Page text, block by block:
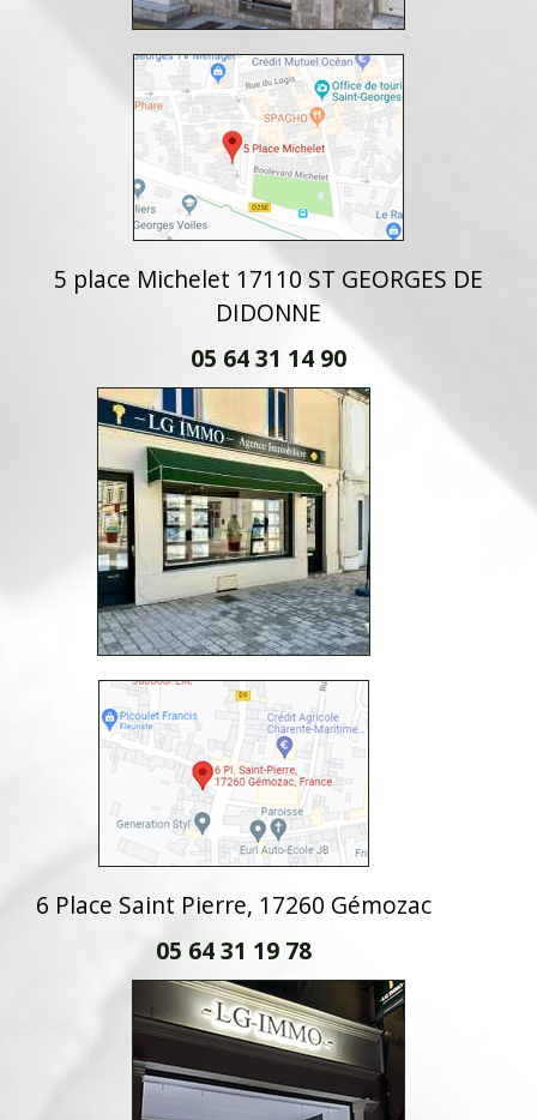
5 place Michelet 17110 ST GEORGES DE
DIDONNE
05 64 31 14 90
6 Place Saint Pierre, 17260 Gémozac
05 64 31 19 78